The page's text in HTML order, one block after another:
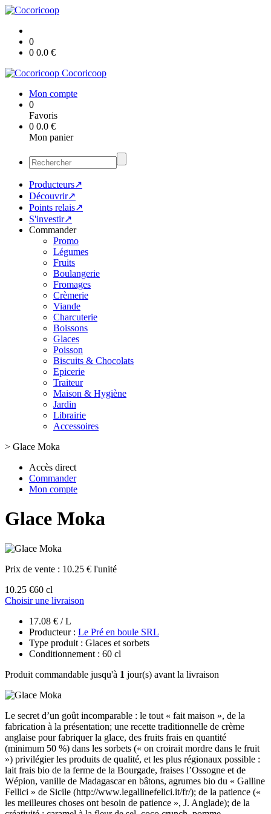
0
0 0.0 €
Cocoricoop
Mon compte
0
Favoris
0 0.0 €
Mon panier
Producteurs↗
Découvrir↗
Points relais↗
S'investir↗
Commander
Promo
Légumes
Fruits
Boulangerie
Fromages
Crèmerie
Viande
Charcuterie
Boissons
Glaces
Poisson
Biscuits & Chocolats
Epicerie
Traiteur
Maison & Hygiène
Jardin
Librairie
Accessoires
> Glace Moka
Accès direct
Commander
Mon compte
Glace Moka
Prix de vente : 10.25 € l'unité
10.25 €60 cl
Choisir une livraison
17.08 € / L
Producteur : Le Pré en boule SRL
Type produit : Glaces et sorbets
Conditionnement : 60 cl
Produit commandable jusqu'à 1 jour(s) avant la livraison
Le secret d’un goût incomparable : le tout « fait maison », de la
fabrication à la présentation; une recette traditionnelle de crème
anglaise pour fabriquer la glace, des fruits frais en quantité
(minimum 50 %) dans les sorbets (« on croirait mordre dans le fruit
») privilégier les produits de qualité, et les plus régionaux possible :
lait frais bio de la ferme de la Bourgade, fraises l’Ossogne et de
Wépion, vanille de Madagascar en bâtons, agrumes bio du « Galline
Fellici » de Sicile (http://www.legallinefelici.it/fr/); de la patience («
les meilleures choses ont besoin de patience », J. Anglade); de la